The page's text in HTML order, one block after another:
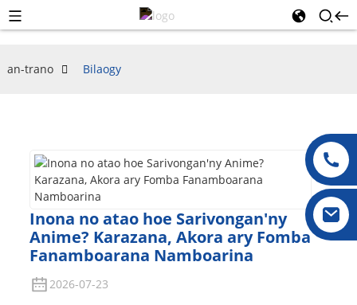
an-trano Bilaogy
Inona no atao hoe Sarivongan'ny
Anime? Karazana, Akora ary Fomba
Fanamboarana Namboarina
2026-07-23